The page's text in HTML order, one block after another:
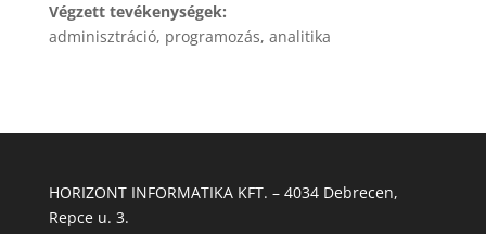
Végzett tevékenységek:
adminisztráció, programozás, analitika
HORIZONT INFORMATIKA KFT. – 4034 Debrecen,
Repce u. 3.